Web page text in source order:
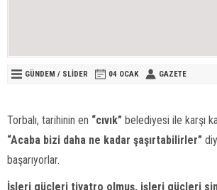
GÜNDEM / SLİDER 04 OCAK GAZETE
Torbalı, tarihinin en “cıvık” belediyesi ile karşı
“Acaba bizi daha ne kadar şaşırtabilirler”
başarıyorlar.
İşleri güçleri tiyatro olmuş, işleri güçleri